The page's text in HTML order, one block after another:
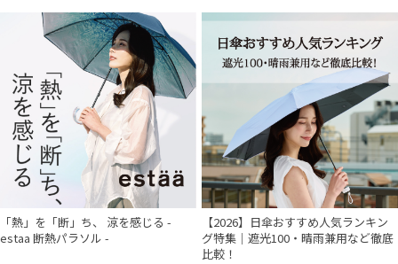
「熱」を「断」ち、 涼を感じる -
estaa 断熱パラソル -
【2026】日傘おすすめ人気ランキン
グ特集｜遮光100・晴雨兼用など徹底
比較！